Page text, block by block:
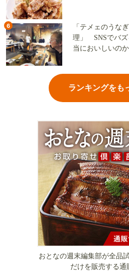
6
「テメェのうな
理」 SNSでバズ
当においしいの
ランキングをも
おとなの週末編集部が全品
だけを販売する通